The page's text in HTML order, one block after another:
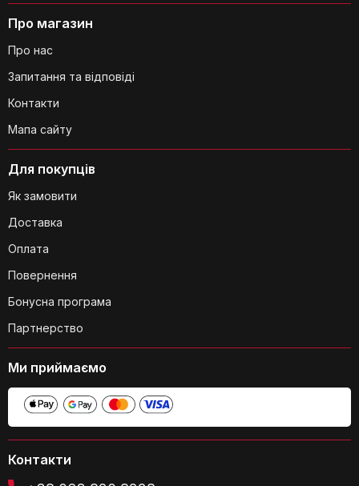
Контакти
Для покупців
Як замовити
Доставка
Оплата
Повернення
Бонусна програма
Партнерство
Про магазин
Про нас
Запитання та відповіді
Контакти
Мапа сайту
Ми приймаємо